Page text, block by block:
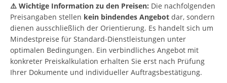
⚠️ Wichtige Information zu den Preisen: Die nachfolgenden
Preisangaben stellen kein bindendes Angebot dar, sondern
dienen ausschließlich der Orientierung. Es handelt sich um
Mindestpreise für Standard-Dienstleistungen unter
optimalen Bedingungen. Ein verbindliches Angebot mit
konkreter Preiskalkulation erhalten Sie erst nach Prüfung
Ihrer Dokumente und individueller Auftragsbestätigung.